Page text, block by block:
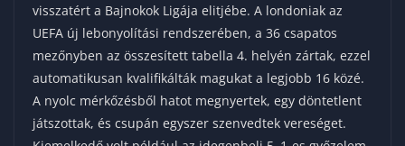
visszatért a Bajnokok Ligája elitjébe. A londoniak az
UEFA új lebonyolítási rendszerében, a 36 csapatos
mezőnyben az összesített tabella 4. helyén zártak, ezzel
automatikusan kvalifikálták magukat a legjobb 16 közé.
A nyolc mérkőzésből hatot megnyertek, egy döntetlent
játszottak, és csupán egyszer szenvedtek vereséget.